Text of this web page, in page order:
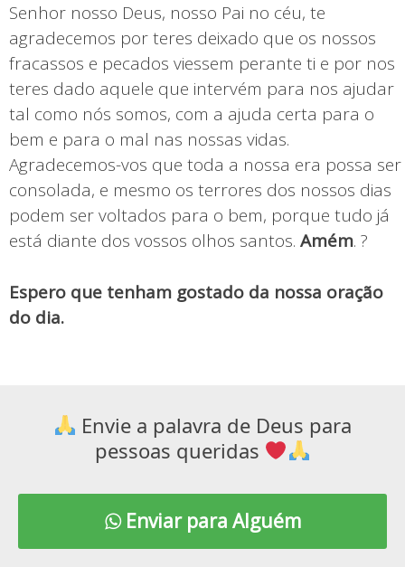
Senhor nosso Deus, nosso Pai no céu, te
agradecemos por teres deixado que os nossos
fracassos e pecados viessem perante ti e por nos
teres dado aquele que intervém para nos ajudar
tal como nós somos, com a ajuda certa para o
bem e para o mal nas nossas vidas.
Agradecemos-vos que toda a nossa era possa ser
consolada, e mesmo os terrores dos nossos dias
podem ser voltados para o bem, porque tudo já
está diante dos vossos olhos santos. Amém. ?
Espero que tenham gostado da nossa oração
do dia.
Envie a palavra de Deus para
pessoas queridas
Enviar para Alguém